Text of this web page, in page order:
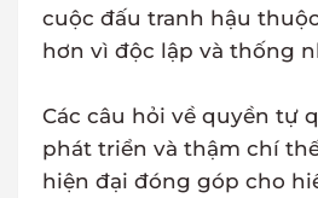
cuộc đấu tranh hậu
hơn vì độc lập và thống
Các câu hỏi về quyền tự
phát triển và thậm chí
hiện đại đóng góp cho